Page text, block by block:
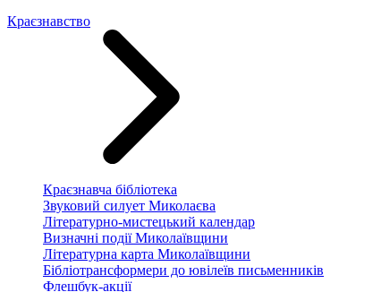
Краєзнавство
Краєзнавча бібліотека
Звуковий силует Миколаєва
Літературно-мистецький календар
Визначні події Миколаївщини
Літературна карта Миколаївщини
Бібліотрансформери до ювілеїв письменників
Флешбук-акції